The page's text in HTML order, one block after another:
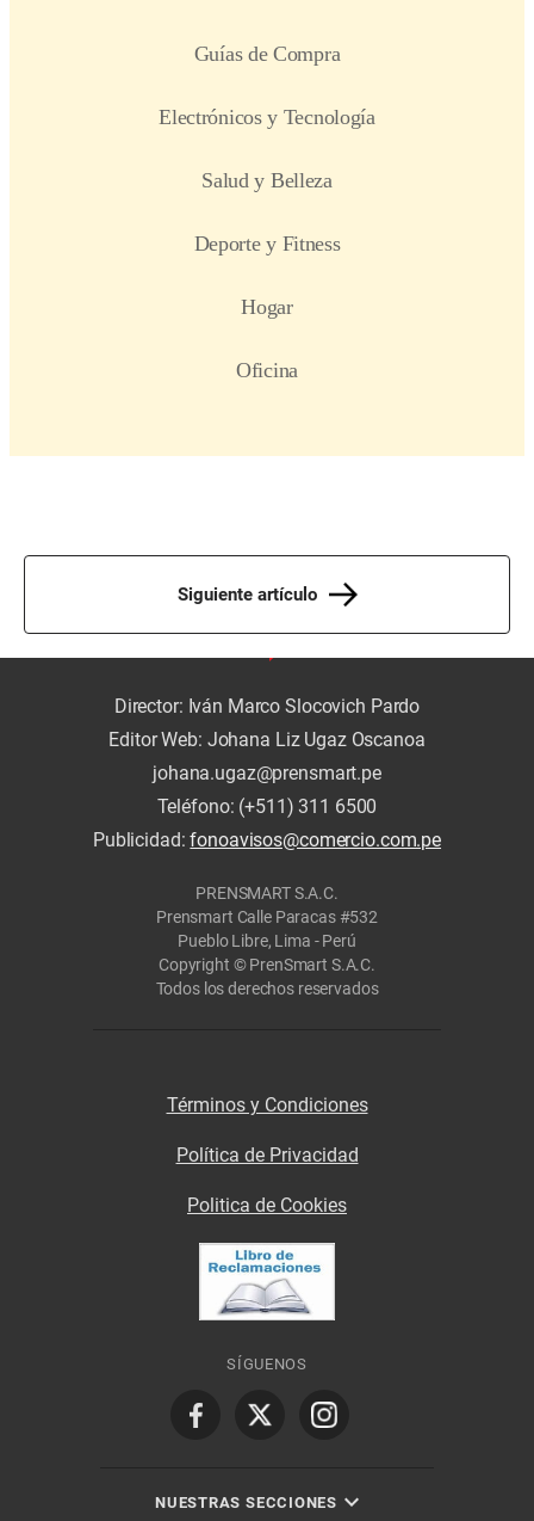
Siguiente artículo
Director: Iván Marco Slocovich Pardo
Editor Web: Johana Liz Ugaz Oscanoa
johana.ugaz@prensmart.pe
Teléfono: (+511) 311 6500
Publicidad:fonoavisos@comercio.com.pe
PRENSMART S.A.C.
Prensmart Calle Paracas #532
Pueblo Libre, Lima - Perú
Copyright © PrenSmart S.A.C.
Todos los derechos reservados
Términos y Condiciones
Política de Privacidad
Politica de Cookies
SÍGUENOS
NUESTRAS SECCIONES